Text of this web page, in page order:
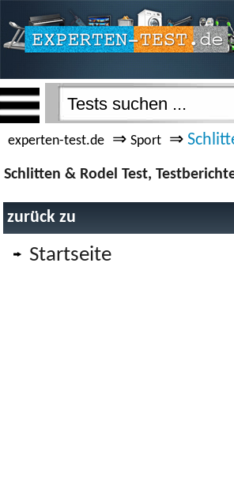
experten-test.de ⇒ Sport ⇒
Schlitten & Rodel Test,
zurück zu
Startseite